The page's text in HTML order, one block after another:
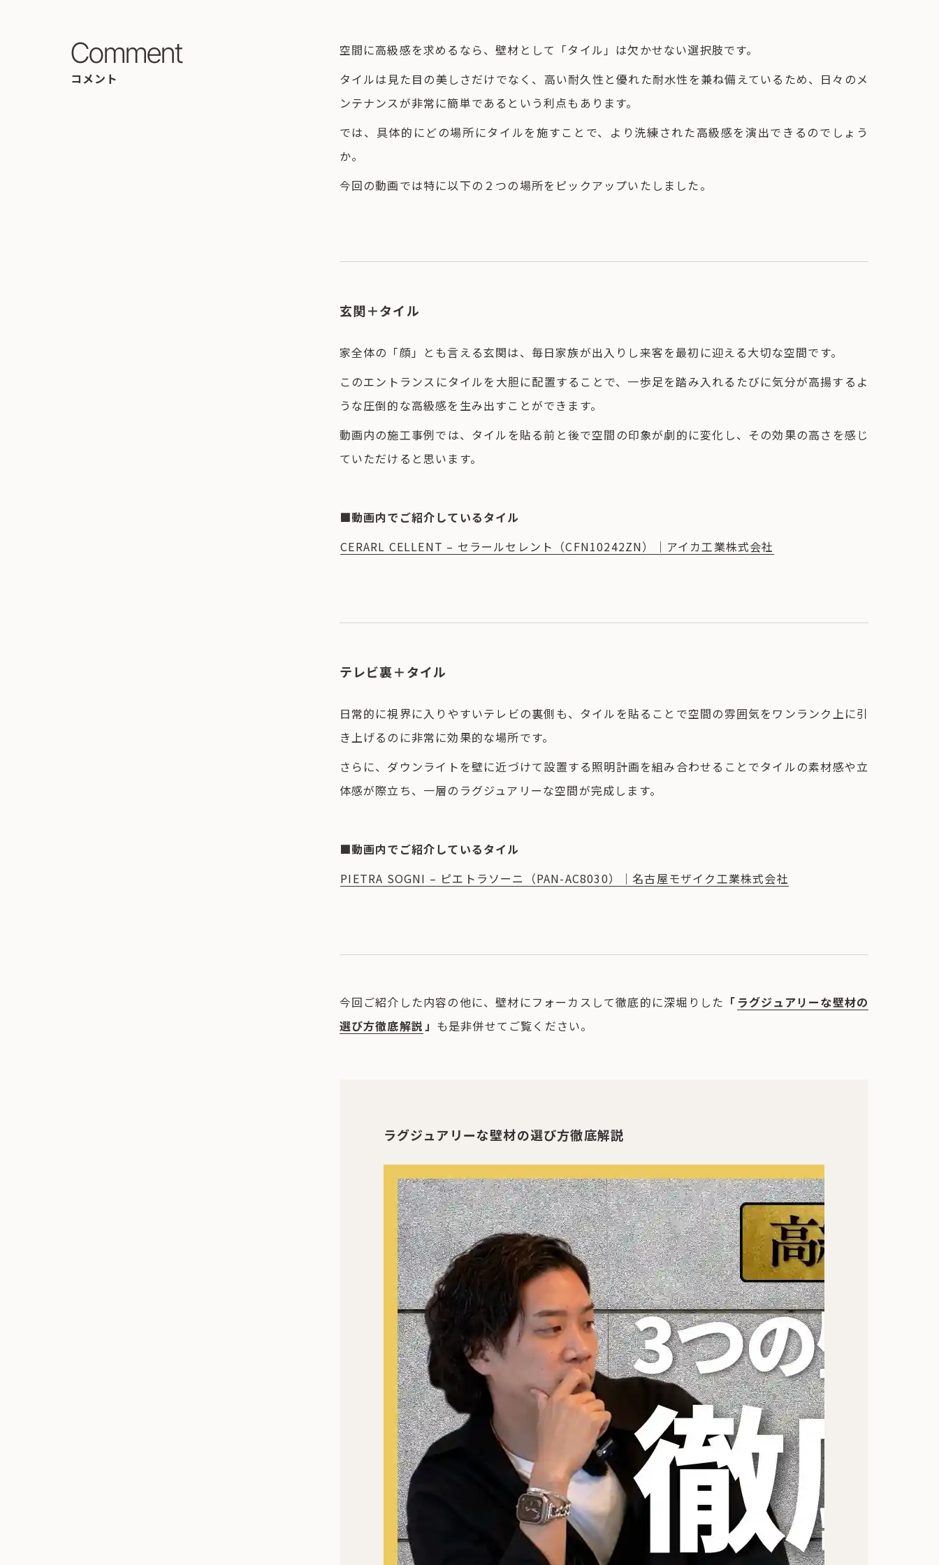
Comment
コメント
空間に高級感を求めるなら、壁材として「タイル」は欠かせない選択肢です。
タイルは見た目の美しさだけでなく、高い耐久性と優れた耐水性を兼ね備えているため、日々のメ
ンテナンスが非常に簡単であるという利点もあります。
では、具体的にどの場所にタイルを施すことで、より洗練された高級感を演出できるのでしょう
か。
今回の動画では特に以下の２つの場所をピックアップいたしました。
玄関＋タイル
家全体の「顔」とも言える玄関は、毎日家族が出入りし来客を最初に迎える大切な空間です。
このエントランスにタイルを大胆に配置することで、一歩足を踏み入れるたびに気分が高揚するよ
うな圧倒的な高級感を生み出すことができます。
動画内の施工事例では、タイルを貼る前と後で空間の印象が劇的に変化し、その効果の高さを感じ
ていただけると思います。
■動画内でご紹介しているタイル
CERARL CELLENT – セラールセレント（CFN10242ZN）｜アイカ工業株式会社
テレビ裏＋タイル
日常的に視界に入りやすいテレビの裏側も、タイルを貼ることで空間の雰囲気をワンランク上に引
き上げるのに非常に効果的な場所です。
さらに、ダウンライトを壁に近づけて設置する照明計画を組み合わせることでタイルの素材感や立
体感が際立ち、一層のラグジュアリーな空間が完成します。
■動画内でご紹介しているタイル
PIETRA SOGNI – ピエトラソーニ（PAN-AC8030）｜名古屋モザイク工業株式会社
今回ご紹介した内容の他に、壁材にフォーカスして徹底的に深堀りした 「 ラグジュアリーな壁材の
選び方徹底解説」 も是非併せてご覧ください。
ラグジュアリーな壁材の選び方徹底解説